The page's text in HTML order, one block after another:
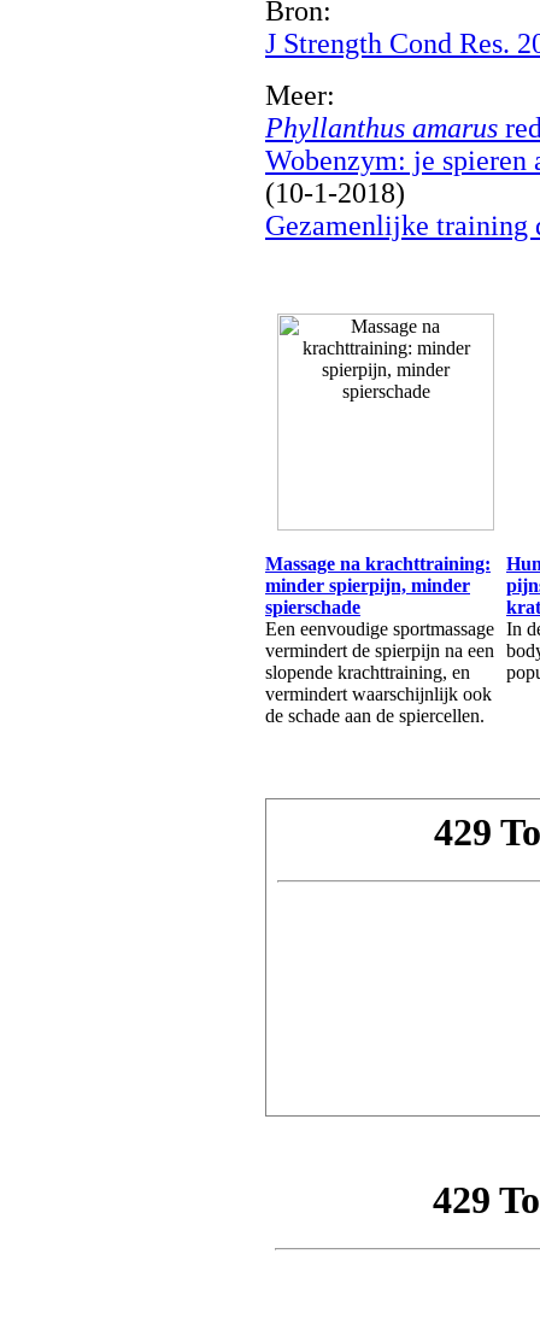
Bron:
J Strength Cond Res.
Meer:
Phyllanthus amarus
Wobenzym: je spieren
(10-1-2018)
Gezamenlijke training
Massage na krachttraining:
minder spierpijn, minder
spierschade
Een eenvoudige sportmassage
vermindert de spierpijn na een
slopende krachttraining, en
vermindert waarschijnlijk ook
de schade aan de spiercellen.
In